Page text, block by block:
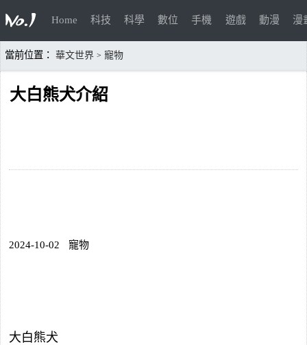
Home 科技 科學 數位 手機 遊戲 動漫 漫
當前位置： 華文世界 > 寵物
大白熊犬介紹
2024-10-02 寵物
大白熊犬